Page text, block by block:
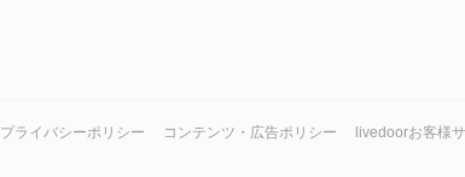
プライバシーポリシー コンテンツ・広告ポリシー livedoorお客様